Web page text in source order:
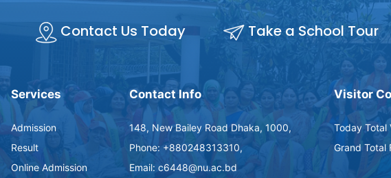
Contact Us Today Take a School Tour
Services
Admission
Result
Online Admission
Contact Info
148, New Bailey Road Dhaka, 1000,
Phone: +880248313310,
Email: c6448@nu.ac.bd
Visitor
Today Total
Grand Total